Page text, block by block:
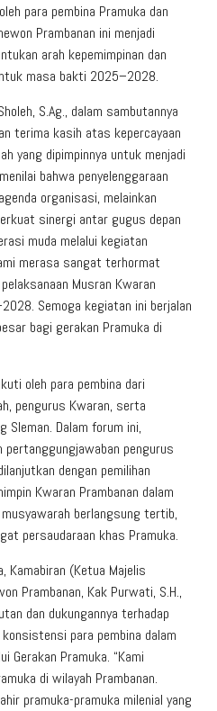
para pembina Pramuka dan
Prambanan ini menjadi
arah kepemimpinan dan
masa bakti 2025–2028.
S.Ag., dalam sambutannya
terima kasih atas kepercayaan
yang dipimpinnya untuk menjadi
bahwa penyelenggaraan
organisasi, melainkan
sinergi antar gugus depan
muda melalui kegiatan
merasa sangat terhormat
Musran Kwaran
Semoga kegiatan ini berjalan
bagi gerakan Pramuka di
oleh para pembina dari
pengurus Kwaran, serta
Sleman. Dalam forum ini,
pertanggungjawaban pengurus
dengan pemilihan
Kwaran Prambanan dalam
berlangsung tertib,
persaudaraan khas Pramuka.
Kamabiran (Ketua Majelis
Prambanan, Kak Purwati, S.H.,
dan dukungannya terhadap
para pembina dalam
Gerakan Pramuka. “Kami
di wilayah Prambanan.
pramuka-pramuka milenial yang